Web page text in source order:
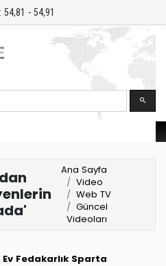
: 54,81 - 54,91
Ana Sayfa
Video
Web TV
Güncel
Videoları
Fedakarlık Sparta